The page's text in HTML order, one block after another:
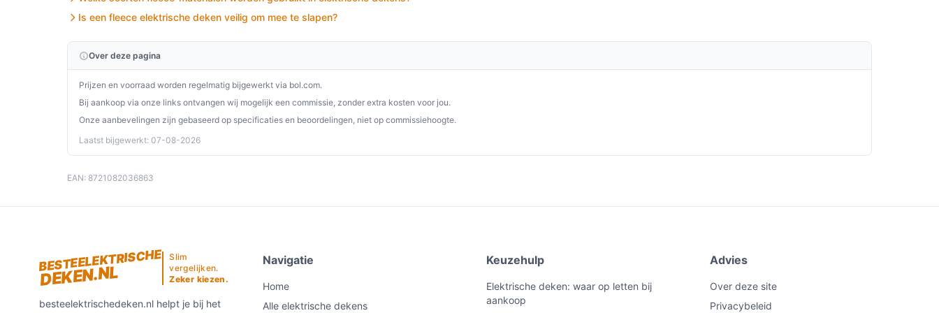
waardevolle aanvulling voor elke woning.
Ontdek alle specificaties en vergelijk prijzen op besteelektrischedeken.nl. Kies bewust wat
perfect past bij jouw behoeften!
Is een fleece elektrische deken veilig om mee te slapen?
Over deze pagina
Prijzen en voorraad worden regelmatig bijgewerkt via bol.com.
Bij aankoop via onze links ontvangen wij mogelijk een commissie, zonder extra kosten voor jou.
Onze aanbevelingen zijn gebaseerd op specificaties en beoordelingen, niet op commissiehoogte.
Laatst bijgewerkt: 07-08-2026
EAN: 8721082036863
BESTEELEKTRISCHE
DEKEN.NL
Slim
vergelijken.
Zeker kiezen.
besteelektrischedeken.nl helpt je bij het
Navigatie
Home
Alle elektrische dekens
Keuzehulp
Elektrische deken: waar op letten bij
aankoop
Advies
Over deze site
Privacybeleid